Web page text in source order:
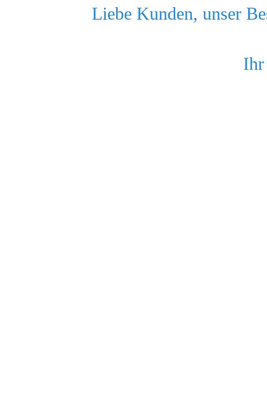
Liebe Kunden, unser
Ihr